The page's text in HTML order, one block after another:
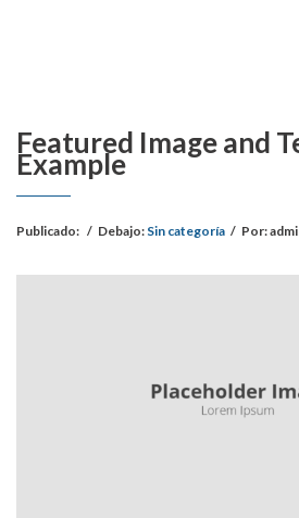
Featured Image and
Example
Publicado: / Debajo: Sin categoría / Por: